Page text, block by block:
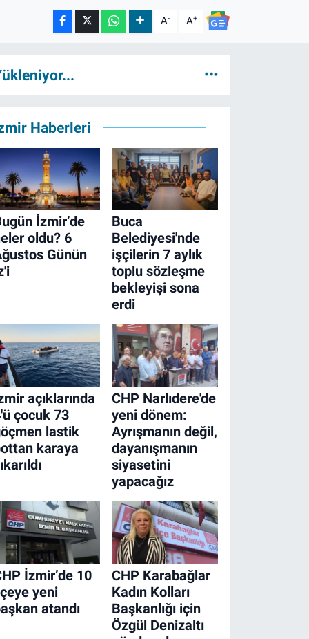
A- A+
Haberleri
İzmir’de
oldu? 6
Günün
Buca
Belediyesi'nde
işçilerin 7 aylık
toplu sözleşme
bekleyişi sona
erdi
açıklarında
çocuk 73
lastik
karaya
CHP Narlıdere'de
yeni dönem:
Ayrışmanın değil,
dayanışmanın
siyasetini
yapacağız
İzmir’de 10
yeni
atandı
CHP Karabağlar
Kadın Kolları
Başkanlığı için
Özgül Denizaltı